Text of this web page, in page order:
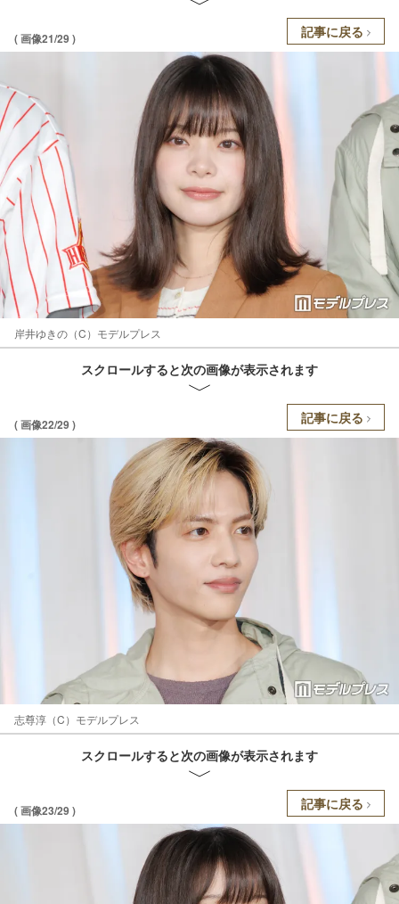
( 画像21/29 ) 記事に戻る
岸井ゆきの（C）モデルプレス
スクロールすると次の画像が表示されます
( 画像22/29 ) 記事に戻る
志尊淳（C）モデルプレス
スクロールすると次の画像が表示されます
( 画像23/29 ) 記事に戻る